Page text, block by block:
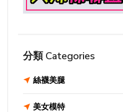
分類 Categories
絲襪美腿
美女模特